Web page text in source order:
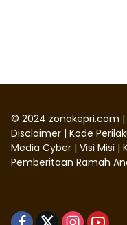
© 2024 zonakepri.com |
Disclaimer | Kode
Media Cyber | Visi Misi |
Pemberitaan Ramah